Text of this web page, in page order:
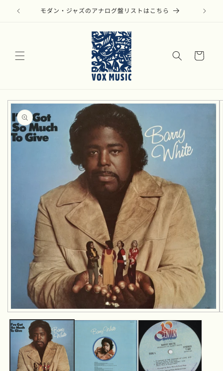
ンツに
モダン・ジャズのアナログ盤リストはこちら
ー
商品情
報にス
キップ
モ
ー
ダ